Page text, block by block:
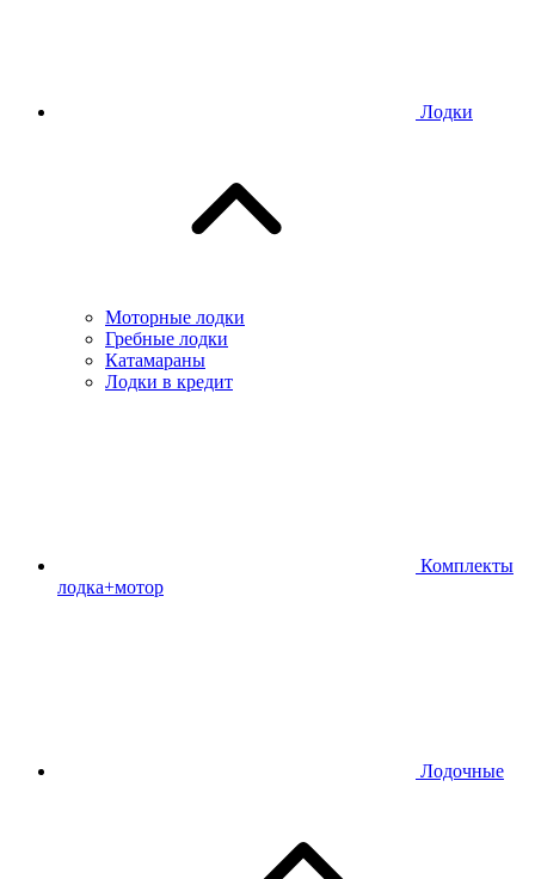
Лодки
Моторные лодки
Гребные лодки
Катамараны
Лодки в кредит
Комплекты
лодка+мотор
Лодочные